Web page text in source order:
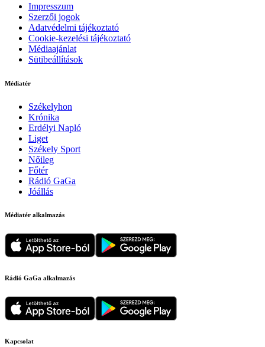
Impresszum
Szerzői jogok
Adatvédelmi tájékoztató
Cookie-kezelési tájékoztató
Médiaajánlat
Sütibeállítások
Médiatér
Székelyhon
Krónika
Erdélyi Napló
Liget
Székely Sport
Nőileg
Főtér
Rádió GaGa
Jóállás
Médiatér alkalmazás
Rádió GaGa alkalmazás
Kapcsolat